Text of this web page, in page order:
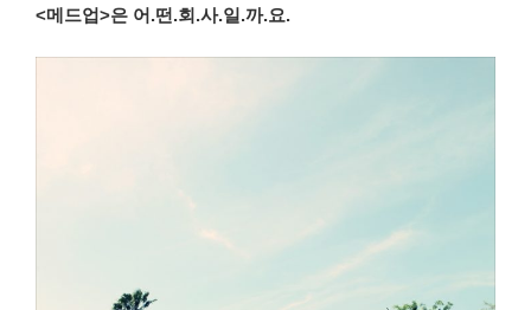
<메드업>은 어.떤.회.사.일.까.요.